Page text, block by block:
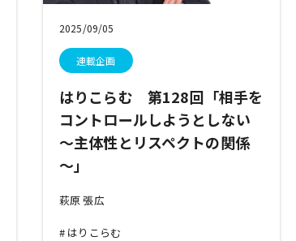
2025/09/05
連載企画
はりこらむ 第128回「相手を
コントロールしようとしない
～主体性とリスペクトの関係
～」
萩原 張広
はりこらむ